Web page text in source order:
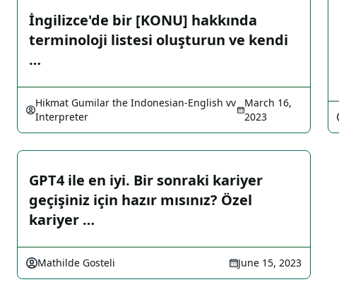
İngilizce'de bir [KONU] hakkında
terminoloji listesi oluşturun ve kendi
…
Hikmat Gumilar the Indonesian-English vv
Interpreter
March 16,
2023
GPT4 ile en iyi. Bir sonraki kariyer
geçişiniz için hazır mısınız? Özel
kariyer …
Mathilde Gosteli June 15, 2023